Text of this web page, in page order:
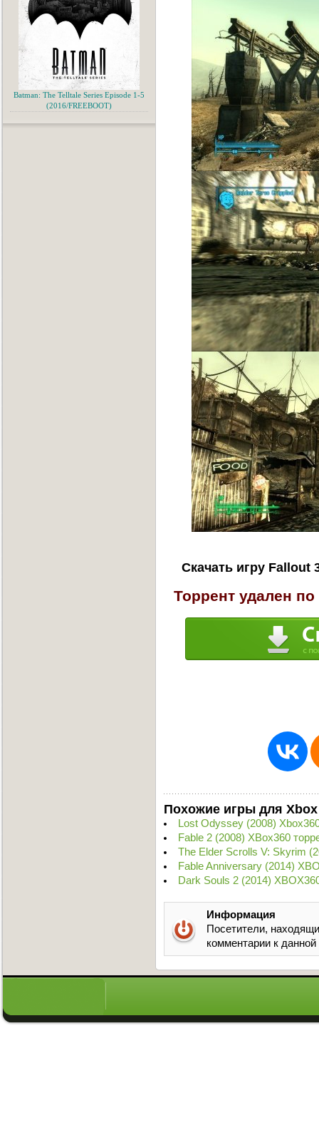
Скачать игру Fallout
Торрент удален
Похожие игры для Xbox
Lost Odyssey (2008)
Fable 2 (2008) XBox360
The Elder Scrolls V: Skyrim
Fable Anniversary (2014)
Dark Souls 2 (2014)
Информация
Посетители,
комментарии к
Batman: The Telltale Series Episode 1-5
(2016/FREEBOOT)